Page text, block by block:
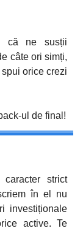
că ne susții
câte ori simți,
orice crezi
ul de final!
strict
în el nu
investiționale
active. Te